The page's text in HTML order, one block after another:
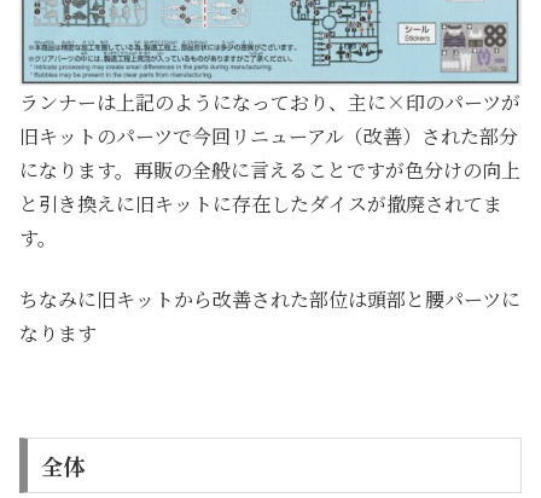
ランナーは上記のようになっており、主に×印のパーツが
旧キットのパーツで今回リニューアル（改善）された部分
になります。再販の全般に言えることですが色分けの向上
と引き換えに旧キットに存在したダイスが撤廃されてま
す。
ちなみに旧キットから改善された部位は頭部と腰パーツに
なります
全体